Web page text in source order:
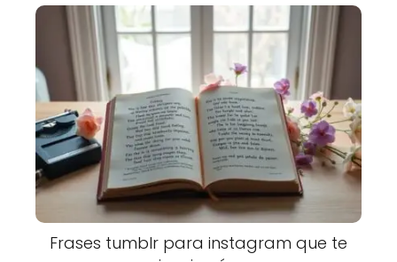
Frases tumblr para instagram que te